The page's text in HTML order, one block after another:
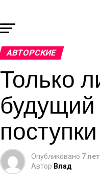
АВТОРСКИЕ
Только
Опубликовано 7
Автор Влад